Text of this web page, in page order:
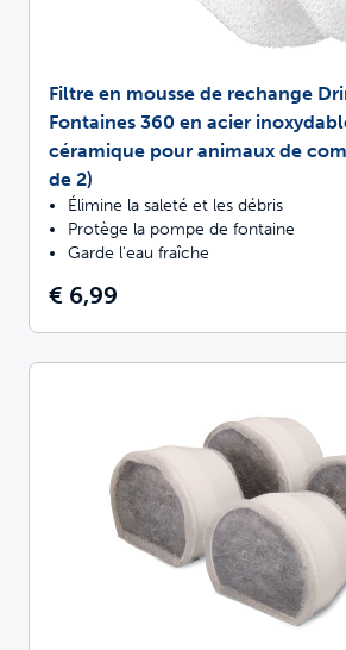
Filtre en mousse de rechange
Fontaines 360 en acier
céramique pour animaux de
de 2)
Élimine la saleté et les débris
Protège la pompe de fontaine
Garde l'eau fraîche
€ 6,99